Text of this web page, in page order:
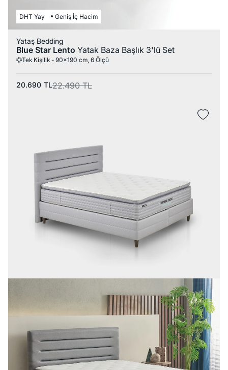
DHT Yay Geniş İç Hacim
Yataş Bedding
Blue Star Lento Yatak Baza Başlık 3'lü Set
Tek Kişilik - 90x190 cm, 6 Ölçü
22.490 TL
20.690 TL